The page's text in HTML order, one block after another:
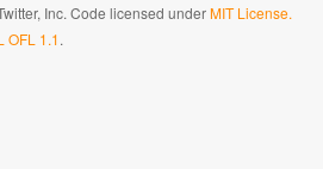
Inc. Code licensed underMIT License.
OFL 1.1.